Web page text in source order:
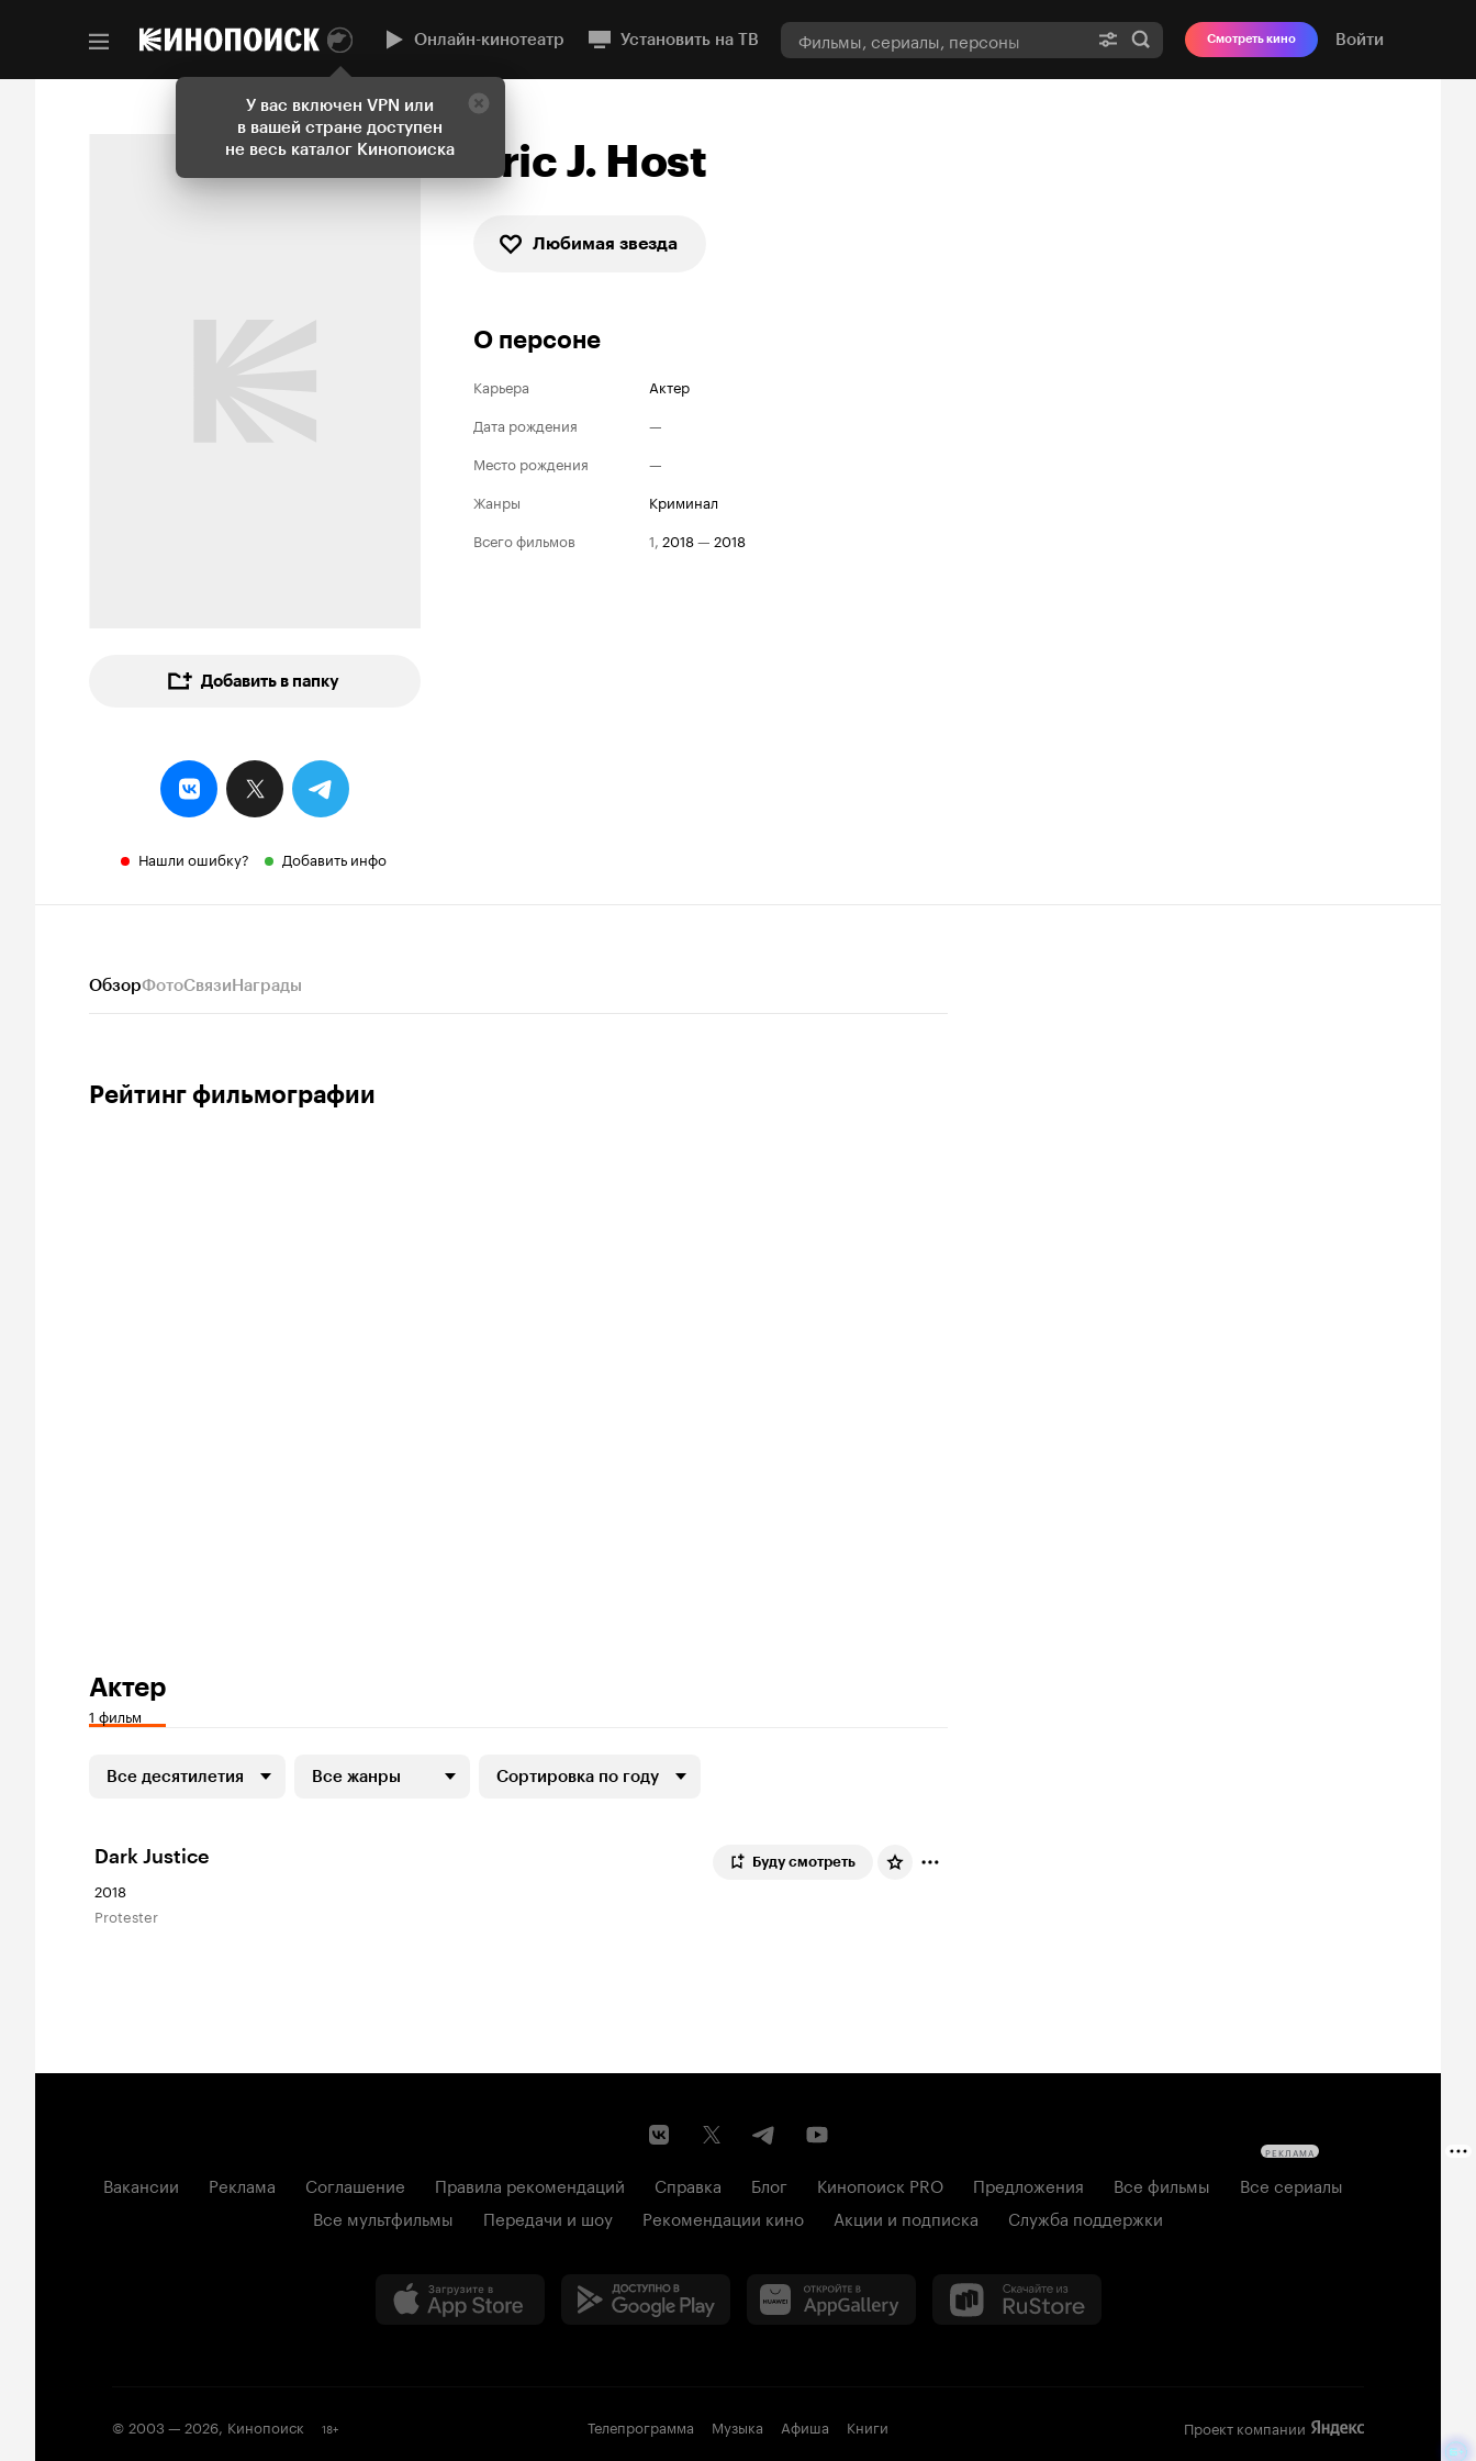
У вас включен VPN или
в вашей стране доступен
не весь каталог Кинопоиска
Онлайн-кинотеатр Установить на ТВ Смотреть кино Войти
Добавить в папку
Нашли ошибку? Добавить инфо
Eric J. Host
Любимая звезда
О персоне
Карьера
Актер
Дата рождения
—
Место рождения
—
Жанры
криминал
Всего фильмов
1, 2018— 2018
ОбзорФотоСвязиНаграды
Рейтинг фильмографии
Актер
1 фильм
Все десятилетия Все жанры Сортировка по году
Dark Justice
2018
Protester
Буду смотреть
Вакансии Реклама Соглашение Правила рекомендаций Справка Блог Кинопоиск PRO Предложения Все фильмы
Все сериалы
Все мультфильмы
Передачи и шоу Рекомендации кино Акции и подписка Служба поддержки
© 2003 —2026, Кинопоиск 18+ Телепрограмма Музыка Афиша Книги Проект компании
РЕКЛАМА